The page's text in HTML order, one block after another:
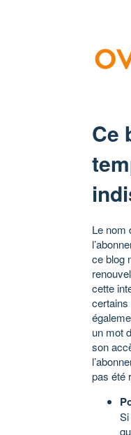
Ce
Le nom
ce blog
cette
certains
un mot
son
pas été